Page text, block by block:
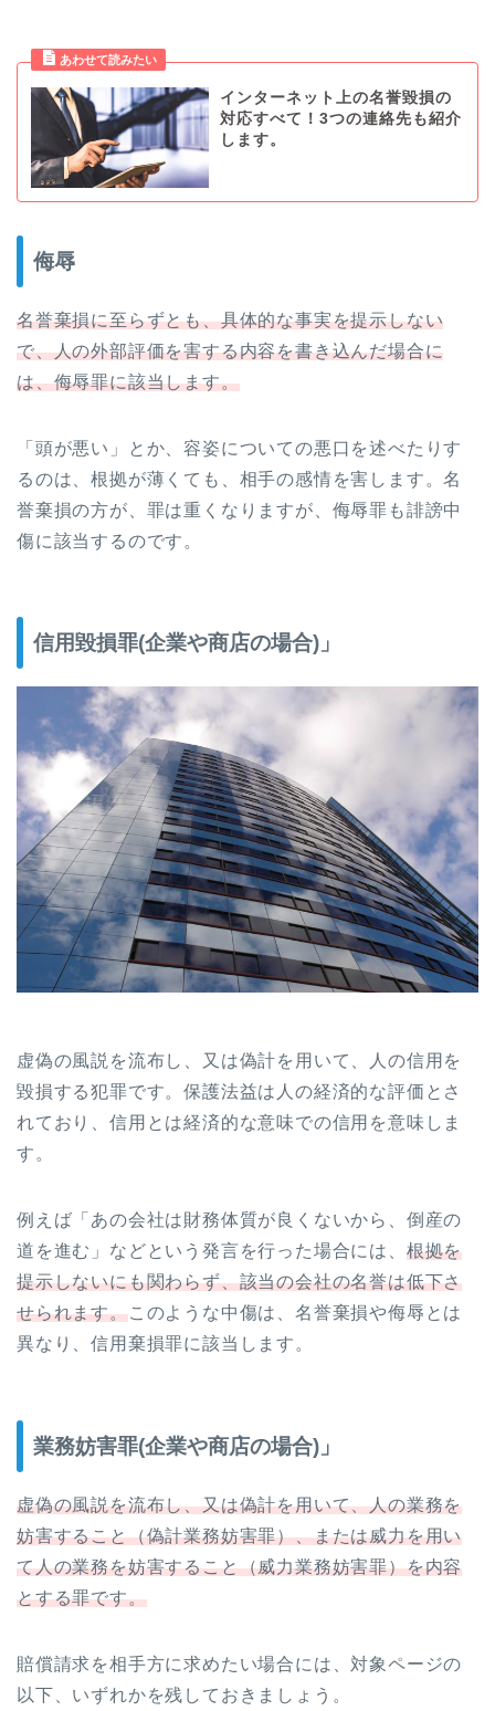
インターネット上の名誉毀損の
対応すべて！3つの連絡先も紹介
します。
侮辱
名誉棄損に至らずとも、具体的な事実を提示しない
で、人の外部評価を害する内容を書き込んだ場合に
は、侮辱罪に該当します。
「頭が悪い」とか、容姿についての悪口を述べたりす
るのは、根拠が薄くても、相手の感情を害します。名
誉棄損の方が、罪は重くなりますが、侮辱罪も誹謗中
傷に該当するのです。
信用毀損罪(企業や商店の場合)」
虚偽の風説を流布し、又は偽計を用いて、人の信用を
毀損する犯罪です。保護法益は人の経済的な評価とさ
れており、信用とは経済的な意味での信用を意味しま
す。
例えば「あの会社は財務体質が良くないから、倒産の
道を進む」などという発言を行った場合には、 根拠を
提示しないにも関わらず、該当の会社の名誉は低下さ
せられます。このような中傷は、名誉棄損や侮辱とは
異なり、信用棄損罪に該当します。
業務妨害罪(企業や商店の場合)」
虚偽の風説を流布し、又は偽計を用いて、人の業務を
妨害すること（偽計業務妨害罪）、または威力を用い
て人の業務を妨害すること（威力業務妨害罪）を内容
とする罪です。
賠償請求を相手方に求めたい場合には、対象ページの
以下、いずれかを残しておきましょう。